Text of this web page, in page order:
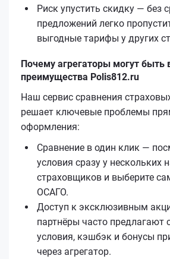
Риск упустить скидку — без
предложений легко
выгодные тарифы у других
Почему агрегаторы могут быть
преимущества Polis812.ru
Наш сервис сравнения
решает ключевые проблемы
оформления:
Сравнение в один клик —
условия сразу у нескольких
страховщиков и выберите
ОСАГО.
Доступ к эксклюзивным
партнёры часто предлагают
условия, кэшбэк и бонусы
через агрегатор.